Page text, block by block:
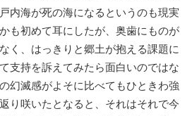
内海が死の海になるというのも現実
も初めて耳にしたが、奥歯にものが
く、はっきりと郷土が抱える課題に
支持を訴えてみたら面白いのではな
幻滅感がよそに比べてもひときわ強
り咲いたとなると、それはそれで今